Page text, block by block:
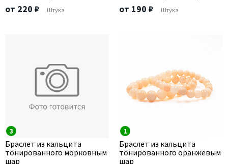
от 220 ₽ Штука от 190 ₽ Штука
3
Браслет из кальцита
тонированного морковным
шар
1
Браслет из кальцита
тонированного оранжевым
шар